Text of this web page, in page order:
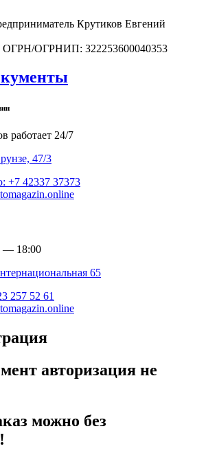
Крутиков Евгений
ОГРН/ОГРНИП: 322253600040353
работает 24/7
47/3
+7 42337 37373
— 18:00
65
257 52 61
авторизация не
можно без